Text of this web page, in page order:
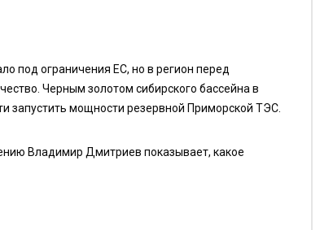
под ограничения ЕС, но в регион перед
Черным золотом сибирского бассейна в
запустить мощности резервной Приморской ТЭС.
Владимир Дмитриев показывает, какое